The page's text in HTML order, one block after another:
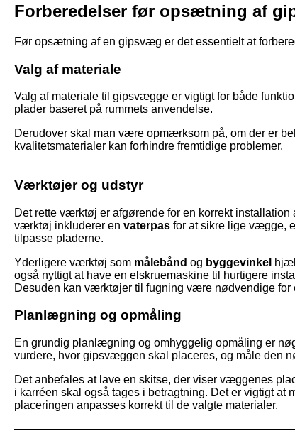
Forberedelser før opsætning af
Før opsætning af en gipsvæg er det essentielt at
Valg af materiale
Valg af materiale til gipsvægge er vigtigt for både
plader baseret på rummets anvendelse.
Derudover skal man være opmærksom på, om der er
kvalitetsmaterialer kan forhindre fremtidige problemer.
Værktøjer og udstyr
Det rette værktøj er afgørende for en korrekt
værktøj inkluderer en vaterpas for at sikre lige vægge,
tilpasse pladerne.
Yderligere værktøj som målebånd og byggevinkel
også nyttigt at have en elskruemaskine til hurtigere
Desuden kan værktøjer til fugning være nødvendige for
Planlægning og opmåling
En grundig planlægning og omhyggelig opmåling er
vurdere, hvor gipsvæggen skal placeres, og måle den
Det anbefales at lave en skitse, der viser væggenes
i karréen skal også tages i betragtning. Det er vigtigt at
placeringen anpasses korrekt til de valgte materialer.